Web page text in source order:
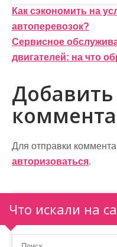
Н
а
в
и
г
а
ц
и
я
п
о
Как сэкономить на
автоперевозок?
Сервисное
двигателей: на что
Добавить
Для отправки
авторизоваться.
Что искали на